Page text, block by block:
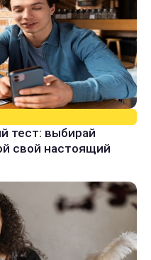
тест: выбирай
свой настоящий